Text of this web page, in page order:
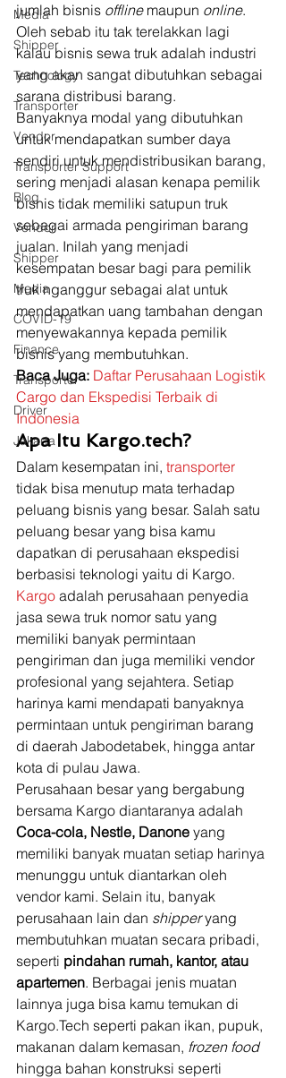
Media
Shipper
Technology
Transporter
Vendor
Transporter Support
Blog
Vendor
Shipper
Media
COVID-19
Finance
Transporter
Driver
Jakarta
jumlah bisnis offline maupun online.
Oleh sebab itu tak terelakkan lagi
kalau bisnis sewa truk adalah industri
yang akan sangat dibutuhkan sebagai
sarana distribusi barang.
Banyaknya modal yang dibutuhkan
untuk mendapatkan sumber daya
sendiri untuk mendistribusikan barang,
sering menjadi alasan kenapa pemilik
bisnis tidak memiliki satupun truk
sebagai armada pengiriman barang
jualan. Inilah yang menjadi
kesempatan besar bagi para pemilik
truk nganggur sebagai alat untuk
mendapatkan uang tambahan dengan
menyewakannya kepada pemilik
bisnis yang membutuhkan.
Baca Juga: Daftar Perusahaan Logistik
Cargo dan Ekspedisi Terbaik di
Indonesia
Apa Itu Kargo.tech?
Dalam kesempatan ini, transporter
tidak bisa menutup mata terhadap
peluang bisnis yang besar. Salah satu
peluang besar yang bisa kamu
dapatkan di perusahaan ekspedisi
berbasisi teknologi yaitu di Kargo.
Kargo adalah perusahaan penyedia
jasa sewa truk nomor satu yang
memiliki banyak permintaan
pengiriman dan juga memiliki vendor
profesional yang sejahtera. Setiap
harinya kami mendapati banyaknya
permintaan untuk pengiriman barang
di daerah Jabodetabek, hingga antar
kota di pulau Jawa.
Perusahaan besar yang bergabung
bersama Kargo diantaranya adalah
Coca-cola, Nestle, Danone yang
memiliki banyak muatan setiap harinya
menunggu untuk diantarkan oleh
vendor kami. Selain itu, banyak
perusahaan lain dan shipper yang
membutuhkan muatan secara pribadi,
seperti pindahan rumah, kantor, atau
apartemen. Berbagai jenis muatan
lainnya juga bisa kamu temukan di
Kargo.Tech seperti pakan ikan, pupuk,
makanan dalam kemasan, frozen food
hingga bahan konstruksi seperti